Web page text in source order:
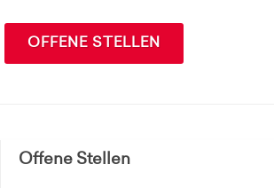
OFFENE STELLEN
Offene Stellen